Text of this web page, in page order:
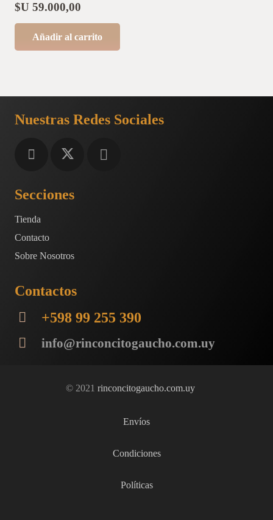
$U 59.000,00
Añadir al carrito
Nuestras Redes Sociales
Secciones
Tienda
Contacto
Sobre Nosotros
Contactos
+598 99 255 390
info@rinconcitogaucho.com.uy
© 2021rinconcitogaucho.com.uy
Envíos
Condiciones
Políticas